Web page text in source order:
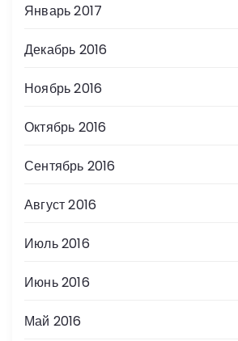
Январь 2017
Декабрь 2016
Ноябрь 2016
Октябрь 2016
Сентябрь 2016
Август 2016
Июль 2016
Июнь 2016
Май 2016